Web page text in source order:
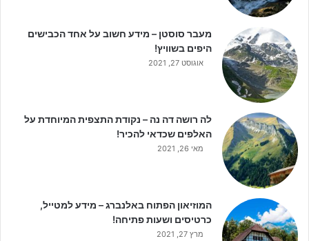
מעבר סוסטן – מידע חשוב על אחד הכבישים
היפים בשוויץ!
אוגוסט 27, 2021
לה רושה דה נה – נקודת התצפית המיוחדת על
האלפים שכדאי להכיר!
מאי 26, 2021
המוזיאון הפתוח באלנברג – מידע למטייל,
כרטיסים ושעות פתיחה!
מרץ 27, 2021